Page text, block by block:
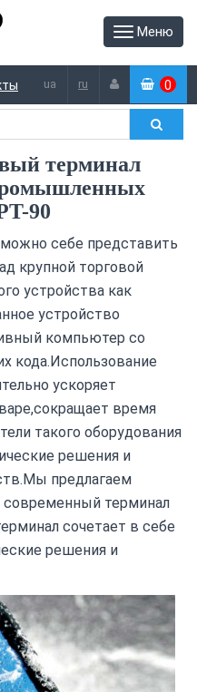
Меню
ua ru (0 )
терминал
90
себе представить
крупной торговой
устройства как
устройство
компьютер со
кода.Использование
ускоряет
время
такого оборудования
решения и
предлагаем
терминал
сочетает в себе
решения и